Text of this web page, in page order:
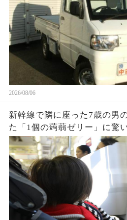
2026/08/06
新幹線で隣に座った7歳の男
た「1個の蒟蒻ゼリー」に驚
出てきたジップロックいっ
に言われた一言に涙が止ま